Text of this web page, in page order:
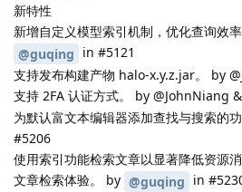
新特性
新增自定义模型索引机制，优化查询效
@guqing in #5121
支持发布构建产物 halo-x.y.z.jar。 by
支持 2FA 认证方式。 by @JohnNiang &
为默认富文本编辑器添加查找与搜索的
#5206
使用索引功能检索文章以显著降低资源
文章检索体验。 by @guqing in